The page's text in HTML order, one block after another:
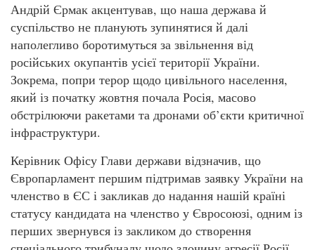
Андрій Єрмак акцентував, що наша держава й
суспільство не планують зупинятися й далі
наполегливо боротимуться за звільнення від
російських окупантів усієї території України.
Зокрема, попри терор щодо цивільного населення,
який із початку жовтня почала Росія, масово
обстрілюючи ракетами та дронами об’єкти критичної
інфраструктури.
Керівник Офісу Глави держави відзначив, що
Європарламент першим підтримав заявку України на
членство в ЄС і закликав до надання нашій країні
статусу кандидата на членство у Євросоюзі, одним із
перших звернувся із закликом до створення